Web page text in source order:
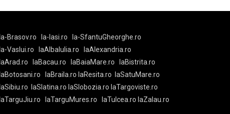
la-Brasov.ro la-Iasi.ro
la-SfantuGheorghe.ro
la-Vaslui.ro
laAlbaIulia.ro
laAlexandria.ro
laArad.ro
laBacau.ro laBaiaMare.ro
laBistrita.ro
laBotosani.ro
laBraila.ro laResita.ro
laSatuMare.ro
laSibiu.ro
laSlatina.ro laSlobozia.ro laTargoviste.ro
laTarguJiu.ro
laTarguMures.ro laTulcea.ro laZalau.ro